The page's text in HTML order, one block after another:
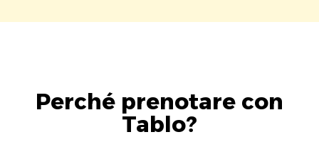
Perché prenotare con
Tablo?